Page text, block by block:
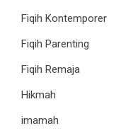
Fiqih Kontemporer
Fiqih Parenting
Fiqih Remaja
Hikmah
imamah